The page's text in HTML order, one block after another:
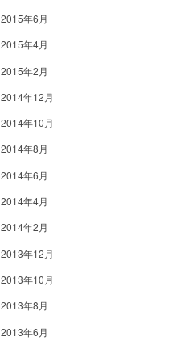
2015年6月
2015年4月
2015年2月
2014年12月
2014年10月
2014年8月
2014年6月
2014年4月
2014年2月
2013年12月
2013年10月
2013年8月
2013年6月